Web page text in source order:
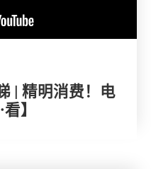
| 精明消费！电
】